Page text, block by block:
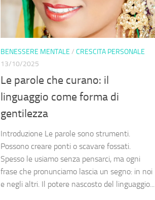
BENESSERE MENTALE / CRESCITA PERSONALE
13/10/2025
Le parole che curano: il
linguaggio come forma di
gentilezza
Introduzione Le parole sono strumenti.
Possono creare ponti o scavare fossati.
Spesso le usiamo senza pensarci, ma ogni
frase che pronunciamo lascia un segno: in noi
e negli altri. Il potere nascosto del linguaggio...